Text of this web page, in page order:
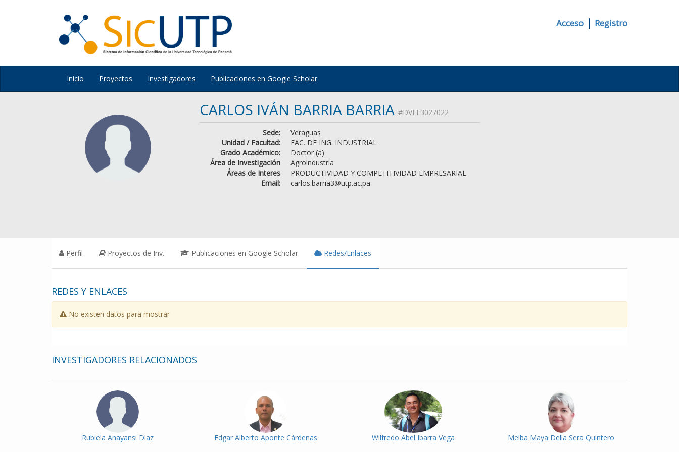
Acceso | Registro
Inicio Proyectos Investigadores Publicaciones en Google Scholar
CARLOS IVÁN BARRIA BARRIA #DVEF3027022
Sede:
Veraguas
Unidad / Facultad:
FAC. DE ING. INDUSTRIAL
Grado Académico:
Doctor (a)
Área de Investigación
Agroindustria
Áreas de Interes
PRODUCTIVIDAD Y COMPETITIVIDAD EMPRESARIAL
Email:
carlos.barria3@utp.ac.pa
Perfil Proyectos de Inv. Publicaciones en Google Scholar Redes/Enlaces
REDES Y ENLACES
No existen datos para mostrar
INVESTIGADORES RELACIONADOS
Rubiela Anayansi Diaz Edgar Alberto Aponte Cárdenas Wilfredo Abel Ibarra Vega Melba Maya Della Sera Quintero